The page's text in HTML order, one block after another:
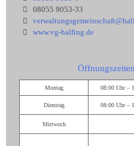
08055 9053-33
www.vg-halfing.de
Montag 08:00 Uhr –
Dienstag 08:00 Uhr –
Mittwoch